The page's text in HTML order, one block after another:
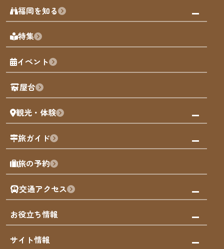
みんなの旅行記
天神エリア
博多旧市街
福岡城
歴史・文化
福岡を知る
福岡の見どころ
福岡の魅力
観光カレンダー
観光PR動画
まち歩き
福岡グルメ
福岡を楽しむ
福岡のアート
福岡のナイトタイム
福岡の歴史・文化
サステナブルツーリズム
福岡検定
特集
イベント
屋台
観光・体験
観る・遊ぶ
屋台
買う
体験
泊まる
旅ガイド
モデルコース
AIおまかせコース
オリジナルプラン
みんなの旅行記
旅の予約
交通アクセス
市内交通ガイド
お得なチケット
お役立ち情報
お知らせ
サイト情報